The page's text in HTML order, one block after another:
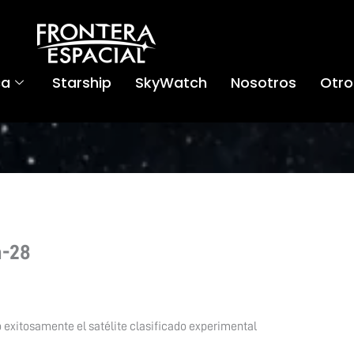
Starship SkyWatch Nosotros
28
exitosamente el satélite clasificado experimental